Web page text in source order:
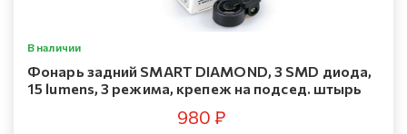
В наличии
Фонарь задний SMART DIAMOND, 3 SMD диода,
15 lumens, 3 режима, крепеж на подсед. штырь
980 ₽